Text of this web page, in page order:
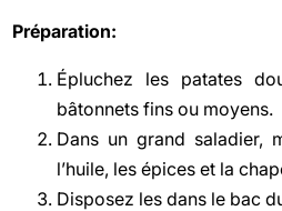
Préparation:
Épluchez les patates
bâtonnets fins ou moyens.
Dans un grand saladier,
l’huile, les épices et la
Disposez les dans le bac